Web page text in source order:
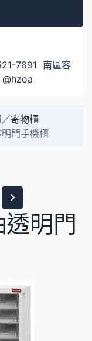
7891 南區客
@hzoa
寄物櫃
門手機櫃
明門